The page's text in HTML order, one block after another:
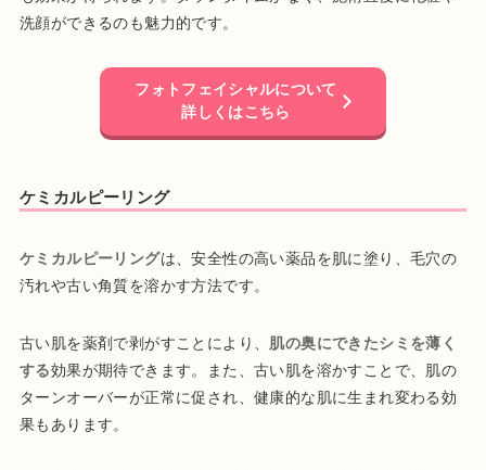
洗顔ができるのも魅力的です。
フォトフェイシャルについて
詳しくはこちら
ケミカルピーリング
ケミカルピーリングは、安全性の高い薬品を肌に塗り、毛穴の
汚れや古い角質を溶かす方法です。
古い肌を薬剤で剥がすことにより、 肌の奥にできたシミを薄く
する効果が期待できます。また、古い肌を溶かすことで、肌の
ターンオーバーが正常に促され、健康的な肌に生まれ変わる効
果もあります。